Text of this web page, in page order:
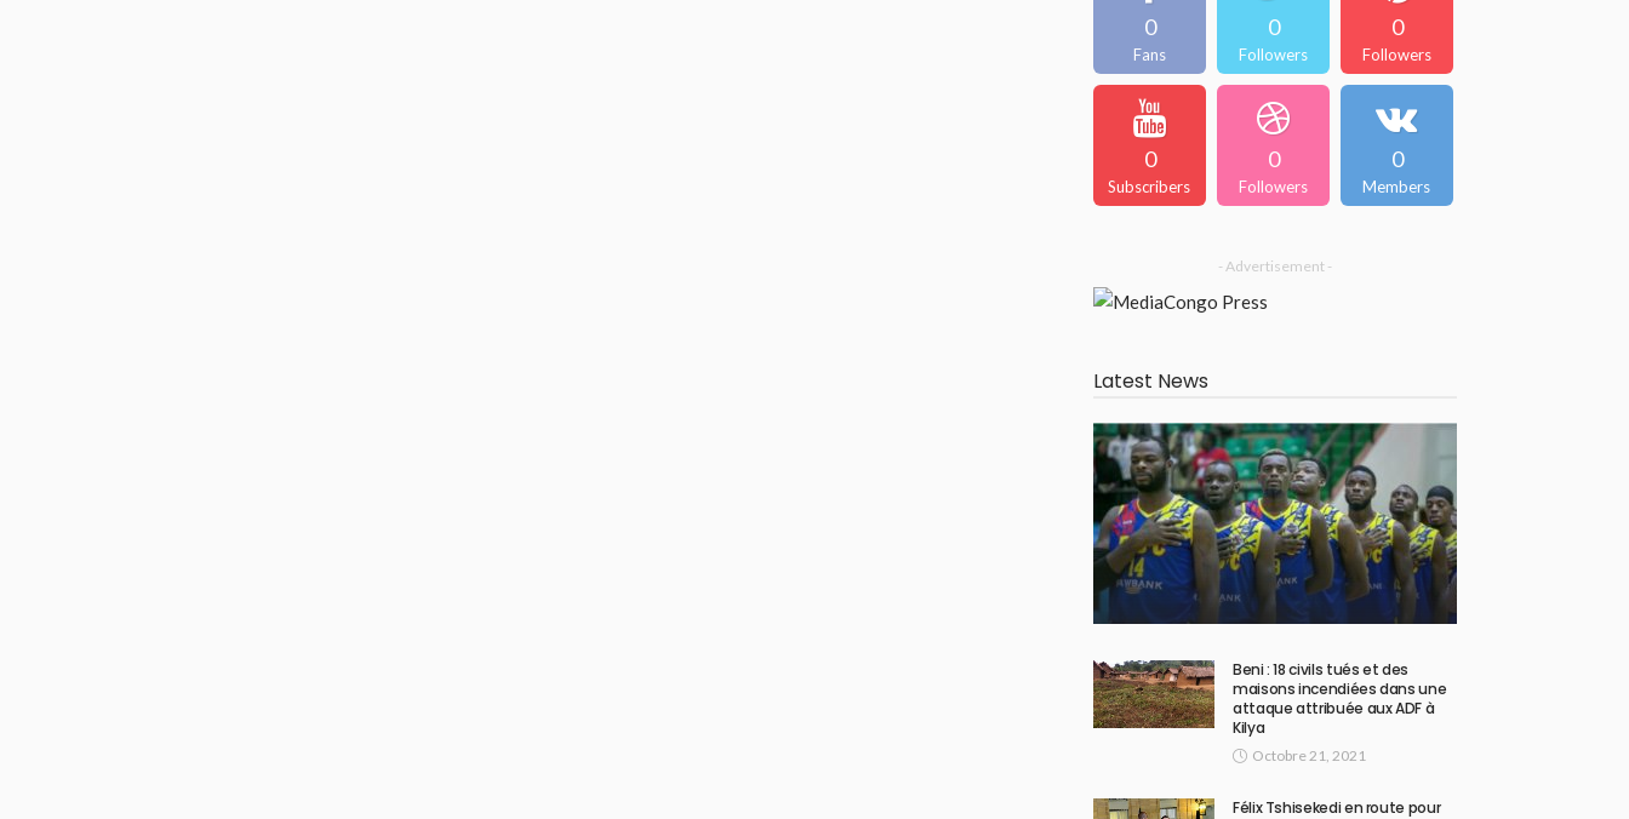
0
Fans
0
Followers
0
Followers
0
Subscribers
0
Followers
0
Members
- Advertisement -
Latest News
Beni : 18 civils tués et des
maisons incendiées dans une
attaque attribuée aux ADF à
Kilya
Octobre 21, 2021
Félix Tshisekedi en route pour